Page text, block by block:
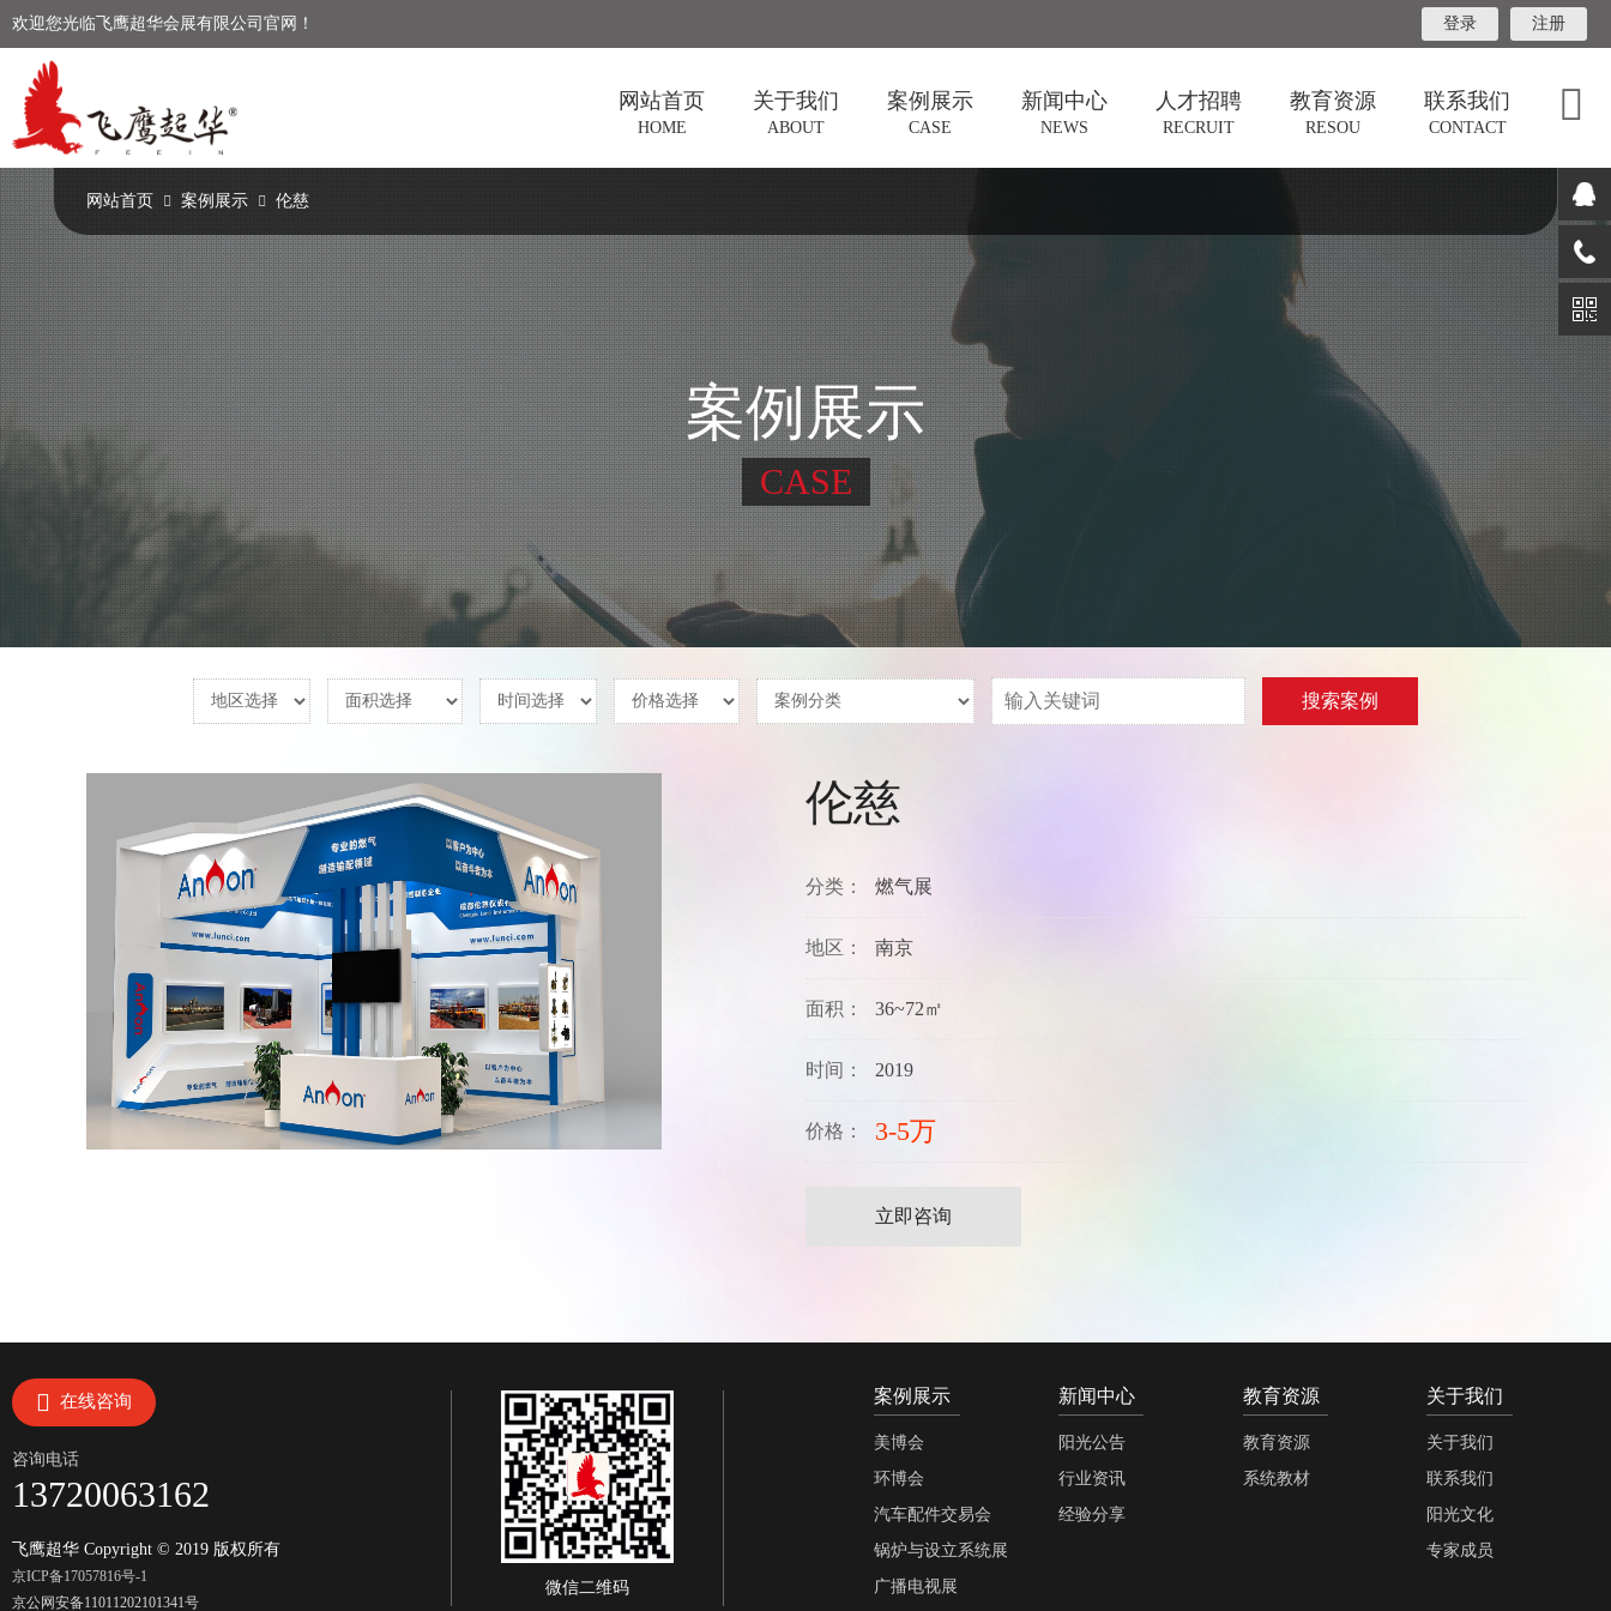
欢迎您光临飞鹰超华会展有限公司官网！ 登录 注册
网站首页
HOME
关于我们
ABOUT
案例展示
CASE
会
锅炉与设立系
统展
广播电视展
电动车与零部
件展览会
工博会
石材展
食材展
电力展
新能源汽车展
农业机械展
畜牧业展
建材环保展
孕婴童展
暖通展
肉类制品展
玻璃展
教育展
航空类展
国际水展
工程机械
燃气展
测量展
李曼展
门窗展
新闻中心
NEWS
人才招聘
RECRUIT
教育资源
RESOU
联系我们
CONTACT
网站首页 案例展示 伦慈
案例展示
CASE
伦慈
分类： 燃气展
地区： 南京
面积： 36~72㎡
时间： 2019
价格： 3-5万
立即咨询
关于我们
关于我们
联系我们
阳光文化
专家成员
教育资源
教育资源
系统教材
新闻中心
阳光公告
行业资讯
经验分享
案例展示
美博会
环博会
汽车配件交易会
锅炉与设立系统展
广播电视展
微信二维码
在线咨询
咨询电话
13720063162
飞鹰超华 Copyright © 2019 版权所有
京ICP备17057816号-1
京公网安备11011202101341号